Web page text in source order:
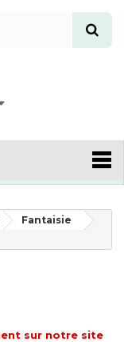
Fantaisie
sur notre site